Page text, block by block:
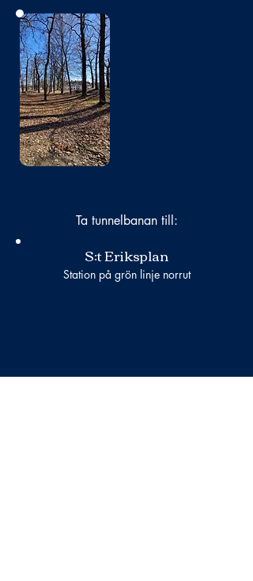
Bild
saknas
Ta tunnelbanan till:
S:t Eriksplan
Station på grön linje norrut